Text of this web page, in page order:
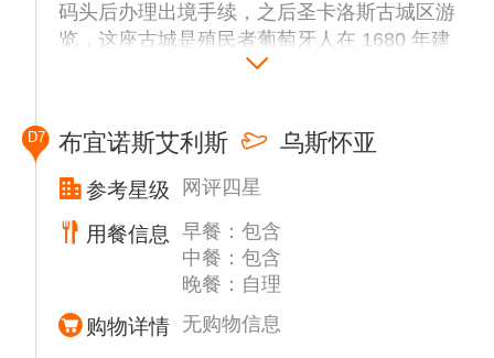
码头后办理出境手续，之后圣卡洛斯古城区游
览，这座古城是殖民者葡萄牙人在 1680 年建
于拉普拉塔河上的，具有重要的军事战略意
得以良好保存至今。
备注：乌拉圭入境要求美国签证超过1年以上
有效期，如不满足该条件则安排阿根廷【高乔
农庄一日游】。
这座庄园位于布宜诺斯艾利斯郊外，是一个提
供地道阿根廷乡村体验的理想去处。您可以在
这里可以深入了解阿根廷的传统文化，特别是
D7 布宜诺斯艾利斯 乌斯怀亚
参考星级 网评四星
用餐信息
早餐：包含
中餐：包含
晚餐：自理
购物详情 无购物信息